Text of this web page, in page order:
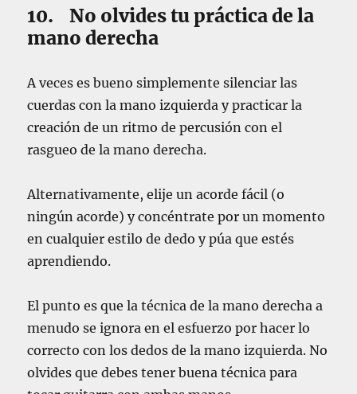
10. No olvides tu práctica de la
mano derecha
A veces es bueno simplemente silenciar las
cuerdas con la mano izquierda y practicar la
creación de un ritmo de percusión con el
rasgueo de la mano derecha.
Alternativamente, elije un acorde fácil (o
ningún acorde) y concéntrate por un momento
en cualquier estilo de dedo y púa que estés
aprendiendo.
El punto es que la técnica de la mano derecha a
menudo se ignora en el esfuerzo por hacer lo
correcto con los dedos de la mano izquierda. No
olvides que debes tener buena técnica para